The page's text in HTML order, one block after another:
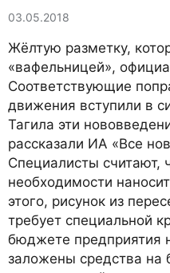
03.05.2018
Жёлтую разметку,
«вафельницей»,
Соответствующие
движения вступили в
Тагила эти
рассказали ИА «Все
Специалисты считают,
необходимости
этого, рисунок из
требует специальной
бюджете предприятия
заложены средства на